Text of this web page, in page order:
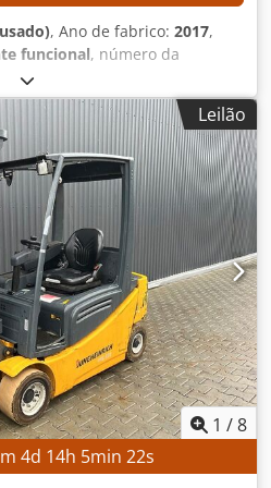
, Ano de fabrico: 2017,
funcional, número da
4-0
, modelo de controlador:
de terminais de
de eixos: 6 , DETALHES
Crodpfx Aszmwafoh Tef Carga
32 kg DETALHES DA
YRC1000 Fabricante do
Alimentação: 3 fases CA
de entrada: 15 A Corrente
sobrecarga do equipamento:
2,5 kA Tipo de fonte de
E10 EQUIPAMENTO Braço
GP8 Controlador de robô
Leilão
1 /8
4d 14h 5min 21s